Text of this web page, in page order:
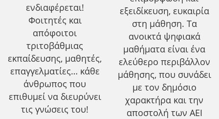
ενδιαφέρεται!
Φοιτητές και
απόφοιτοι
τριτοβάθμιας
εκπαίδευσης, μαθητές,
επαγγελματίες… κάθε
άνθρωπος που
επιθυμεί να διευρύνει
τις γνώσεις του!
εξειδίκευση, ευκαιρία
στη μάθηση. Τα
ανοικτά ψηφιακά
μαθήματα είναι ένα
ελεύθερο περιβάλλον
μάθησης, που συνάδει
με τον δημόσιο
χαρακτήρα και την
αποστολή των ΑΕΙ